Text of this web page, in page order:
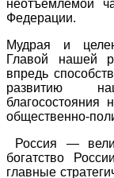
неотъемлемой
Федерации.
Мудрая и
Главой нашей
впредь
развитию
благосостояния
общественно-
Россия —
богатство
главные